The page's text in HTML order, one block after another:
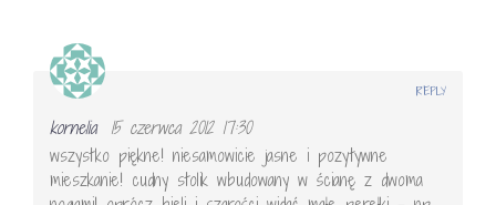
kornelia
15 czerwca 2012 17:30
wszystko piękne! niesamowicie jasne i pozytywne
mieszkanie! cudny stolik wbudowany w ścianę z dwoma
REPLY